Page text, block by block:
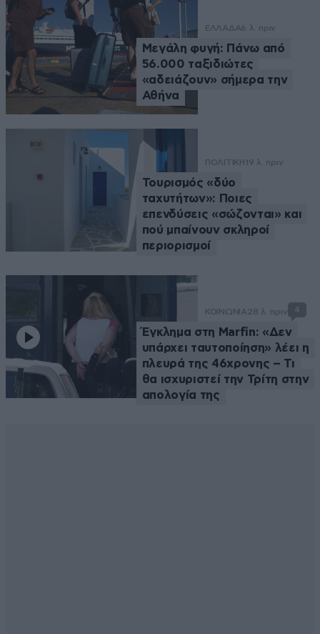
ΕΛΛΑΔΑ6 λ. πριν
Μεγάλη φυγή: Πάνω από
56.000 ταξιδιώτες
«αδειάζουν» σήμερα την
Αθήνα
ΠΟΛΙΤΙΚΗ 19 λ. πριν
Τουρισμός «δύο
ταχυτήτων»: Ποιες
επενδύσεις «σώζονται» και
πού μπαίνουν σκληροί
περιορισμοί
ΚΟΙΝΩΝΙΑ 28 λ. πριν 4
Έγκλημα στη Marfin: «Δεν
υπάρχει ταυτοποίηση» λέει η
πλευρά της 46χρονης – Τι
θα ισχυριστεί την Τρίτη στην
απολογία της